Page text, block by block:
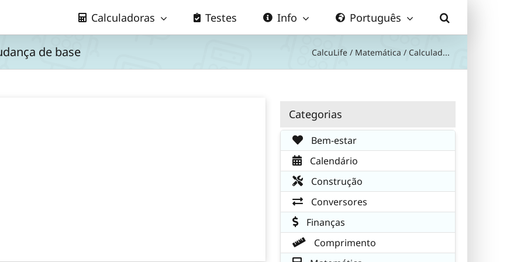
Calculadoras Testes Info Português
de base CalcuLife / Matemática / Calculad...
Categorias
Bem-estar
Calendário
Construção
Conversores
Finanças
Comprimento